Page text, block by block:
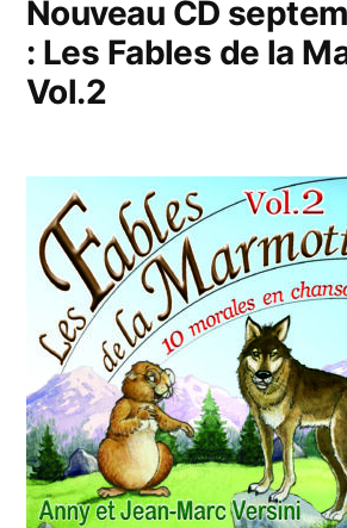
Nouveau CD
: Les Fables de la
Vol.2